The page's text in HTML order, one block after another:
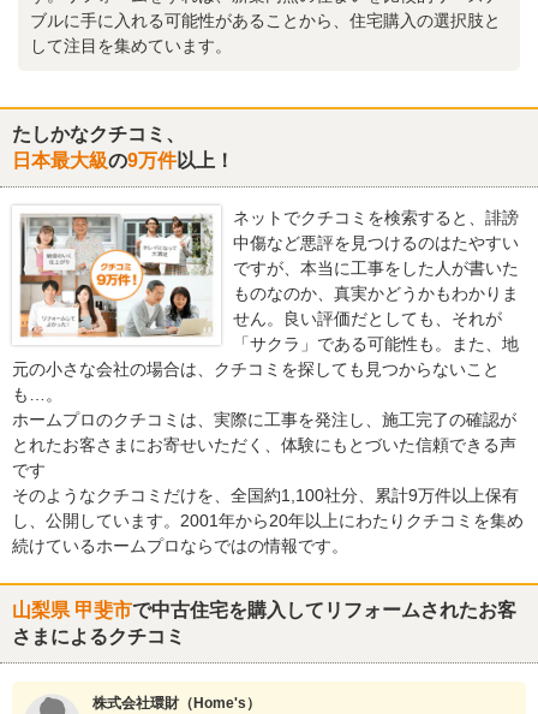
ブルに手に入れる可能性があることから、住宅購入の選択肢と
して注目を集めています。
たしかなクチコミ、
日本最大級の9万件以上！
ネットでクチコミを検索すると、誹謗
中傷など悪評を見つけるのはたやすい
ですが、本当に工事をした人が書いた
ものなのか、真実かどうかもわかりま
せん。良い評価だとしても、それが
「サクラ」である可能性も。また、地
元の小さな会社の場合は、クチコミを探しても見つからないこと
も…。
ホームプロのクチコミは、実際に工事を発注し、施工完了の確認が
とれたお客さまにお寄せいただく、体験にもとづいた信頼できる声
です
そのようなクチコミだけを、全国約1,100社分、累計9万件以上保有
し、公開しています。2001年から20年以上にわたりクチコミを集め
続けているホームプロならではの情報です。
山梨県 甲斐市で中古住宅を購入してリフォームされたお客
さまによるクチコミ
株式会社環財（Home's）